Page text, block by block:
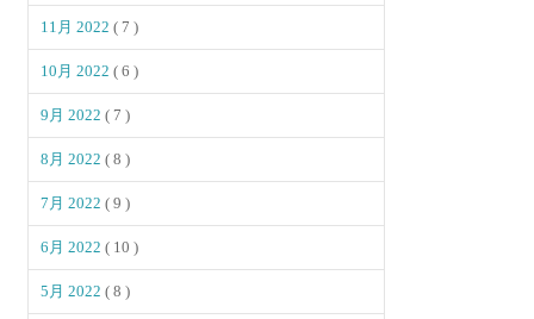
11月 2022( 7 )
10月 2022( 6 )
9月 2022( 7 )
8月 2022( 8 )
7月 2022( 9 )
6月 2022( 10 )
5月 2022( 8 )